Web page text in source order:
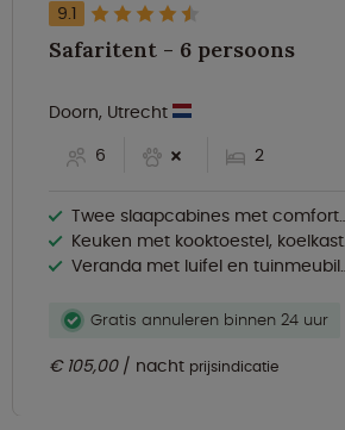
9.1
Safaritent - 6 persoons
Doorn, Utrecht
6
2
Twee slaapcabines met comfortabele bedden
Keuken met kooktoestel, koelkast & waterkoker
Veranda met luifel en tuinmeubilair
Gratis annuleren binnen 24 uur
€ 105,00 nacht prijsindicatie